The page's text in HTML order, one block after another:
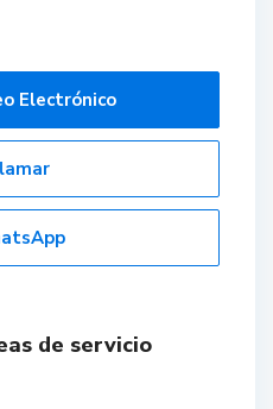
Electrónico
de servicio